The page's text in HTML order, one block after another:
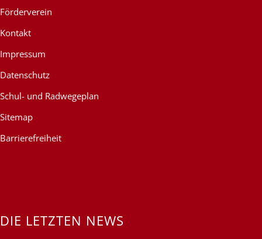
Förderverein
Kontakt
Impressum
Datenschutz
Schul- und Radwegeplan
Sitemap
Barrierefreiheit
DIE LETZTEN NEWS